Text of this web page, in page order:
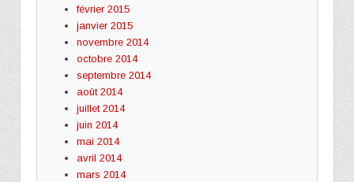
février 2015
janvier 2015
novembre 2014
octobre 2014
septembre 2014
août 2014
juillet 2014
juin 2014
mai 2014
avril 2014
mars 2014